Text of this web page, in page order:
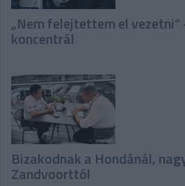
„Nem felejtettem el
koncentrál
Bizakodnak a Hondánál,
Zandvoorttól